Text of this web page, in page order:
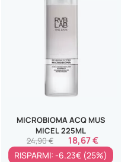
MICROBIOMA ACQ MUS
MICEL 225ML
18,67 €
24,90 €
RISPARMI: -6.23€ (25%)